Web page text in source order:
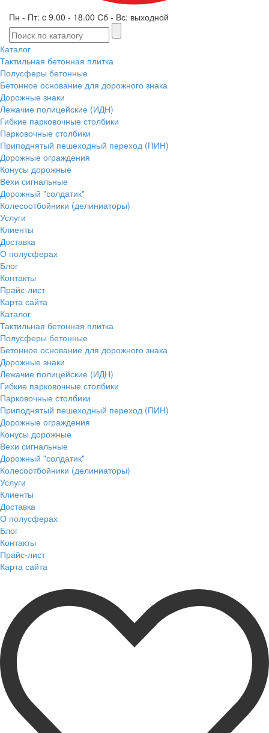
Пн - Пт: c 9.00 - 18.00 Сб - Вс: выходной
Каталог
Тактильная бетонная плитка
Полусферы бетонные
Бетонное основание для дорожного знака
Дорожные знаки
Лежачие полицейские (ИДН)
Гибкие парковочные столбики
Парковочные столбики
Приподнятый пешеходный переход (ПИН)
Дорожные ограждения
Конусы дорожные
Вехи сигнальные
Дорожный "солдатик"
Колесоотбойники (делиниаторы)
Услуги
Клиенты
Доставка
О полусферах
Блог
Контакты
Прайс-лист
Карта сайта
Каталог
Тактильная бетонная плитка
Полусферы бетонные
Бетонное основание для дорожного знака
Дорожные знаки
Лежачие полицейские (ИДН)
Гибкие парковочные столбики
Парковочные столбики
Приподнятый пешеходный переход (ПИН)
Дорожные ограждения
Конусы дорожные
Вехи сигнальные
Дорожный "солдатик"
Колесоотбойники (делиниаторы)
Услуги
Клиенты
Доставка
О полусферах
Блог
Контакты
Прайс-лист
Карта сайта